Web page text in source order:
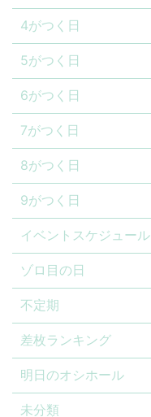
4がつく日
5がつく日
6がつく日
7がつく日
8がつく日
9がつく日
イベントスケジュール
ゾロ目の日
不定期
差枚ランキング
明日のオシホール
未分類